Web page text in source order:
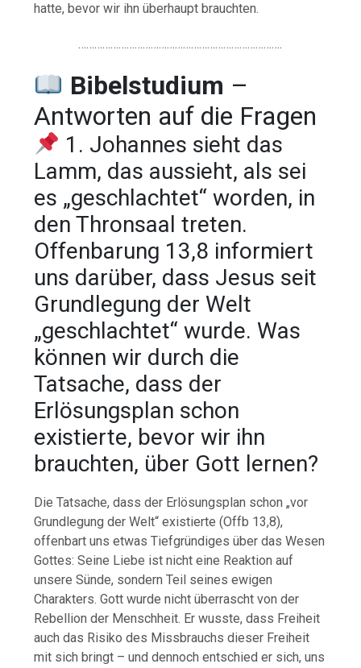
hatte, bevorwir ihnüberhaupt brauchten.
………………………………………………………………….
Bibelstudium –
Antworten auf die Fragen
1. Johannes sieht das
Lamm, das aussieht, als sei
es „geschlachtet“ worden, in
den Thronsaal treten.
Offenbarung 13,8 informiert
uns darüber, dass Jesus seit
Grundlegung der Welt
„geschlachtet“ wurde. Was
können wir durch die
Tatsache, dass der
Erlösungsplan schon
existierte, bevor wir ihn
brauchten, über Gott lernen?
Die Tatsache, dass der Erlösungsplan schon „vor
Grundlegung der Welt“ existierte (Offb 13,8),
offenbart uns etwas Tiefgründiges über das Wesen
Gottes: Seine Liebe ist nicht eine Reaktion auf
unsere Sünde, sondern Teil seines ewigen
Charakters. Gott wurde nicht überrascht von der
Rebellion der Menschheit. Er wusste, dass Freiheit
auch das Risiko des Missbrauchs dieser Freiheit
mit sich bringt – und dennoch entschied er sich, uns